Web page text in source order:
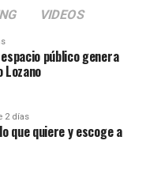
VIDEOS
público genera
2 días
que quiere y escoge a